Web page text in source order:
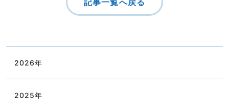
記事一覧へ戻る
2026年
2025年